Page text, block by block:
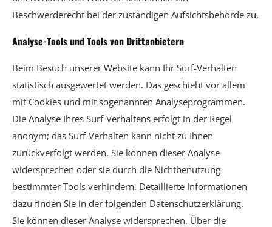
Beschwerderecht bei der zuständigen Aufsichtsbehörde zu.
Analyse-Tools und Tools von Drittanbietern
Beim Besuch unserer Website kann Ihr Surf-Verhalten
statistisch ausgewertet werden. Das geschieht vor allem
mit Cookies und mit sogenannten Analyseprogrammen.
Die Analyse Ihres Surf-Verhaltens erfolgt in der Regel
anonym; das Surf-Verhalten kann nicht zu Ihnen
zurückverfolgt werden. Sie können dieser Analyse
widersprechen oder sie durch die Nichtbenutzung
bestimmter Tools verhindern. Detaillierte Informationen
dazu finden Sie in der folgenden Datenschutzerklärung.
Sie können dieser Analyse widersprechen. Über die